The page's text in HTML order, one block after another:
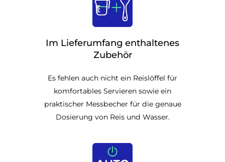
Im Lieferumfang enthaltenes
Zubehör
Es fehlen auch nicht ein Reislöffel für
komfortables Servieren sowie ein
praktischer Messbecher für die genaue
Dosierung von Reis und Wasser.